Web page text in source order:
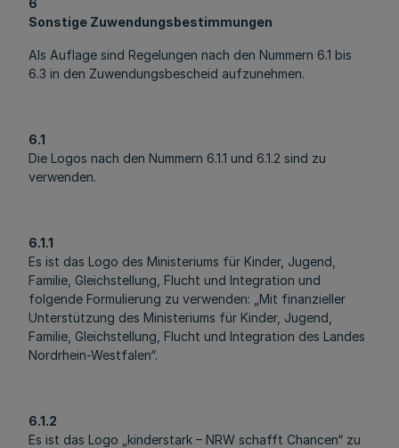
6
Sonstige Zuwendungsbestimmungen
Als Auflage sind Regelungen nach den Nummern 6.1 bis
6.3 in den Zuwendungsbescheid aufzunehmen.
6.1
Die Logos nach den Nummern 6.1.1 und 6.1.2 sind zu
verwenden.
6.1.1
Es ist das Logo des Ministeriums für Kinder, Jugend,
Familie, Gleichstellung, Flucht und Integration und
folgende Formulierung zu verwenden: „Mit finanzieller
Unterstützung des Ministeriums für Kinder, Jugend,
Familie, Gleichstellung, Flucht und Integration des Landes
Nordrhein-Westfalen“.
6.1.2
Es ist das Logo „kinderstark – NRW schafft Chancen“ zu